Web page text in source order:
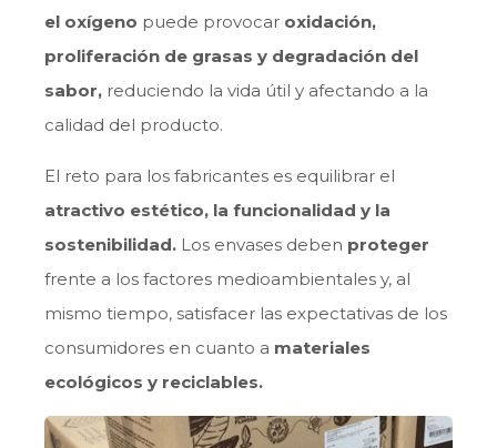
el oxígeno puede provocar oxidación,
proliferación de grasas y degradación del
sabor, reduciendo la vida útil y afectando a la
calidad del producto.
El reto para los fabricantes es equilibrar el
atractivo estético, la funcionalidad y la
sostenibilidad. Los envases deben proteger
frente a los factores medioambientales y, al
mismo tiempo, satisfacer las expectativas de los
consumidores en cuanto a materiales
ecológicos y reciclables.